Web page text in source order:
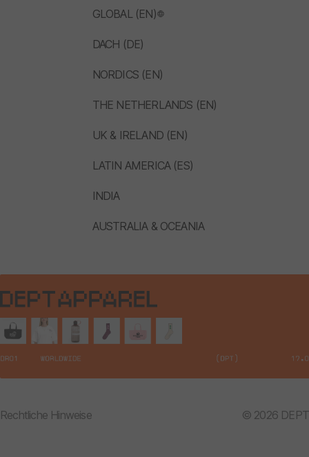
GLOBAL (EN)
DACH (DE)
NORDICS (EN)
THE NETHERLANDS (EN)
UK & IRELAND (EN)
LATIN AMERICA (ES)
INDIA
AUSTRALIA & OCEANIA
Rechtliche Hinweise © 2026 DEPT